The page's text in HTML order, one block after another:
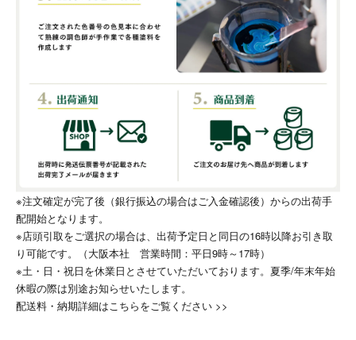
※注文確定が完了後（銀行振込の場合はご入金確認後）からの出荷手
配開始となります。
※店頭引取をご選択の場合は、出荷予定日と同日の16時以降お引き取
り可能です。（大阪本社 営業時間：平日9時～17時）
※土・日・祝日を休業日とさせていただいております。夏季/年末年始
休暇の際は別途お知らせいたします。
配送料・納期詳細はこちらをご覧ください >>